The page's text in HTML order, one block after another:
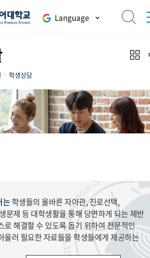
Language
학생상담
는 학생들의 올바른 자아관, 진로선택,
문제 등 대학생활을 통해 당면하게 되는 제반
로 해결할 수 있도록 돕기 위하여 전문적인
울러 필요한 자료들을 학생들에게 제공하는